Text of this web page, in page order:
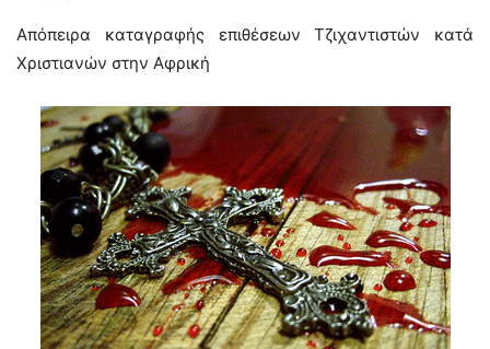
Απόπειρα καταγραφής επιθέσεων Τζιχαντιστών κατά
Χριστιανών στην Αφρική